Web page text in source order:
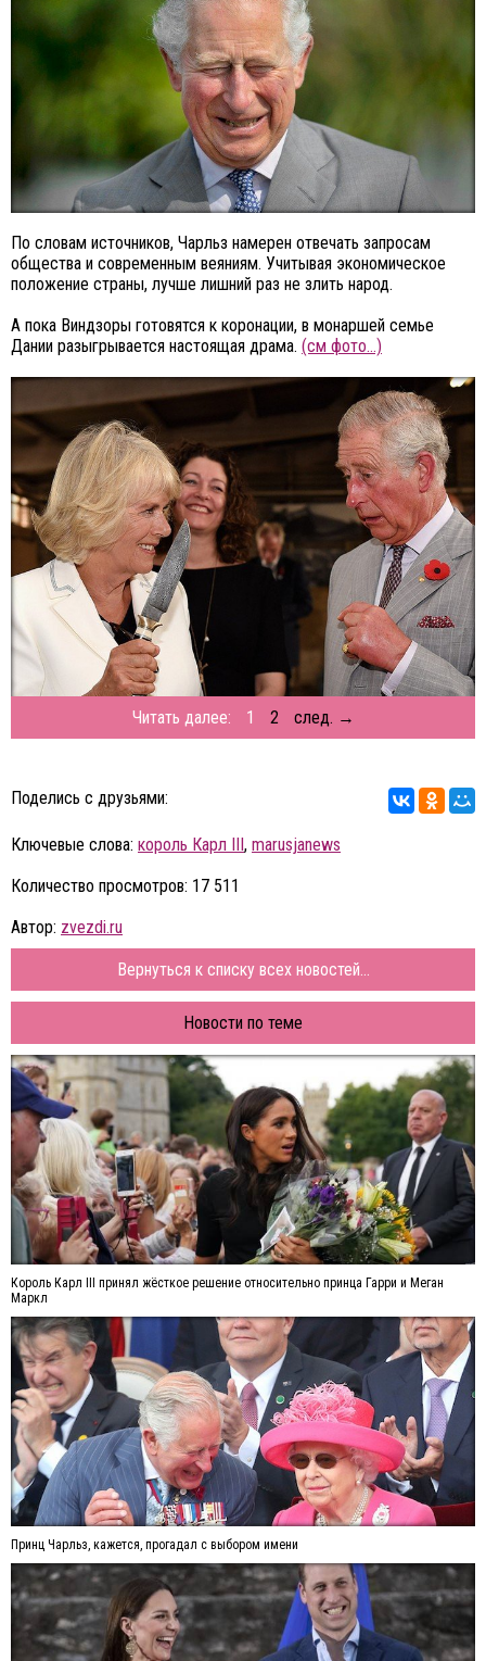
По словам источников, Чарльз намерен отвечать запросам
общества и современным веяниям. Учитывая экономическое
положение страны, лучше лишний раз не злить народ.
А пока Виндзоры готовятся к коронации, в монаршей семье
Дании разыгрывается настоящая драма. (см фото…)
Читать далее: 1 2 след. →
Поделись с друзьями:
Ключевые слова: король Карл III, marusjanews
Количество просмотров: 17 511
Автор: zvezdi.ru
Вернуться к списку всех новостей...
Новости по теме
Король Карл III принял жёсткое решение относительно принца Гарри и Меган
Маркл
Принц Чарльз, кажется, прогадал с выбором имени